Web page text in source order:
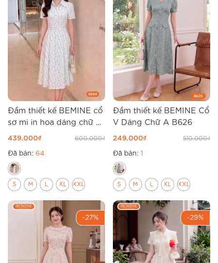
Đầm thiết kế BEMINE cổ
sơ mi in hoa dáng chữ A
B668
439.000₫ 600.000₫
Đã bán: 64
S M L XL XXL
Đầm thiết kế BEMINE Cổ
V Dáng Chữ A B626
249.000₫ 510.000₫
Đã bán: 1
S M L XL XXL
-27% -29%